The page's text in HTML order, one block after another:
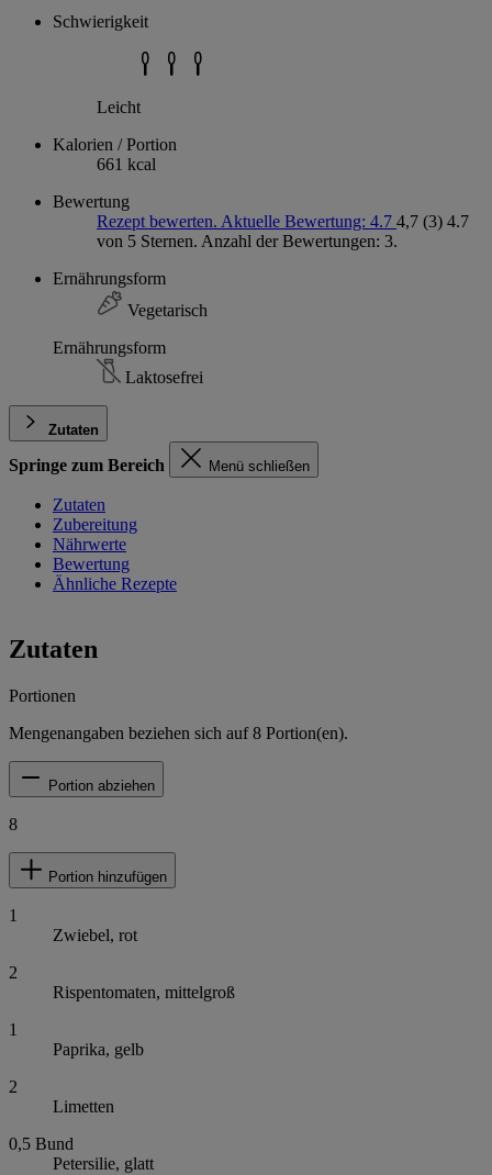
Schwierigkeit
Leicht
Kalorien / Portion
661 kcal
Bewertung
Rezept bewerten. Aktuelle Bewertung: 4.7 4,7 (3) 4.7
von 5 Sternen. Anzahl der Bewertungen: 3.
Ernährungsform
Vegetarisch
Ernährungsform
Laktosefrei
Zutaten
Springe zum Bereich Menü schließen
Zutaten
Zubereitung
Nährwerte
Bewertung
Ähnliche Rezepte
Zutaten
Portionen
Mengenangaben beziehen sich auf8 Portion(en).
Portion abziehen
8
Portion hinzufügen
1
Zwiebel, rot
2
Rispentomaten, mittelgroß
1
Paprika, gelb
2
Limetten
0,5 Bund
Petersilie, glatt